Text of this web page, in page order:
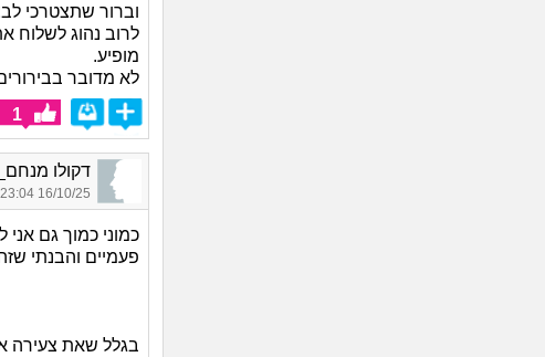
וברור שתצטרכי
לרוב נהוג לשלוח
מופיע.
לא מדובר
1
דקולו מנחם_1733, בן 36, אורח
16/10/25 23:04
כמוני כמוך גם
פעמיים והבנתי
בגלל שאת צעירה